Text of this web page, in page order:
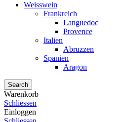
Weisswein
Frankreich
Languedoc
Provence
Italien
Abruzzen
Spanien
Aragon
Search
Warenkorb
Schliessen
Einloggen